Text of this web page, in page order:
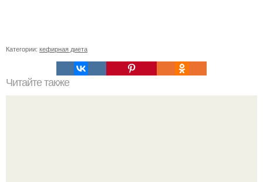
Категории: кефирная диета
Читайте также